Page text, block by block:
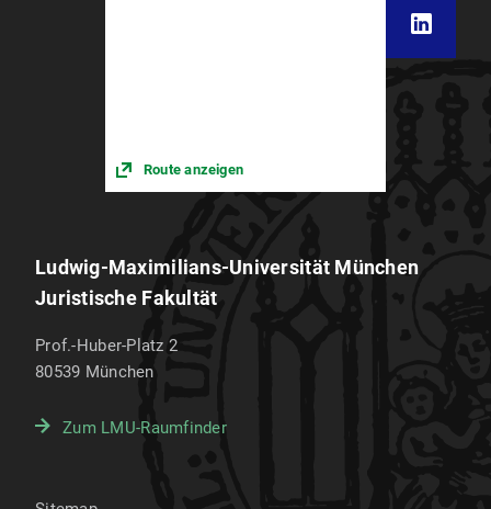
Route anzeigen
Ludwig-Maximilians-Universität München
Juristische Fakultät
Prof.-Huber-Platz 2
80539 München
Zum LMU-Raumfinder